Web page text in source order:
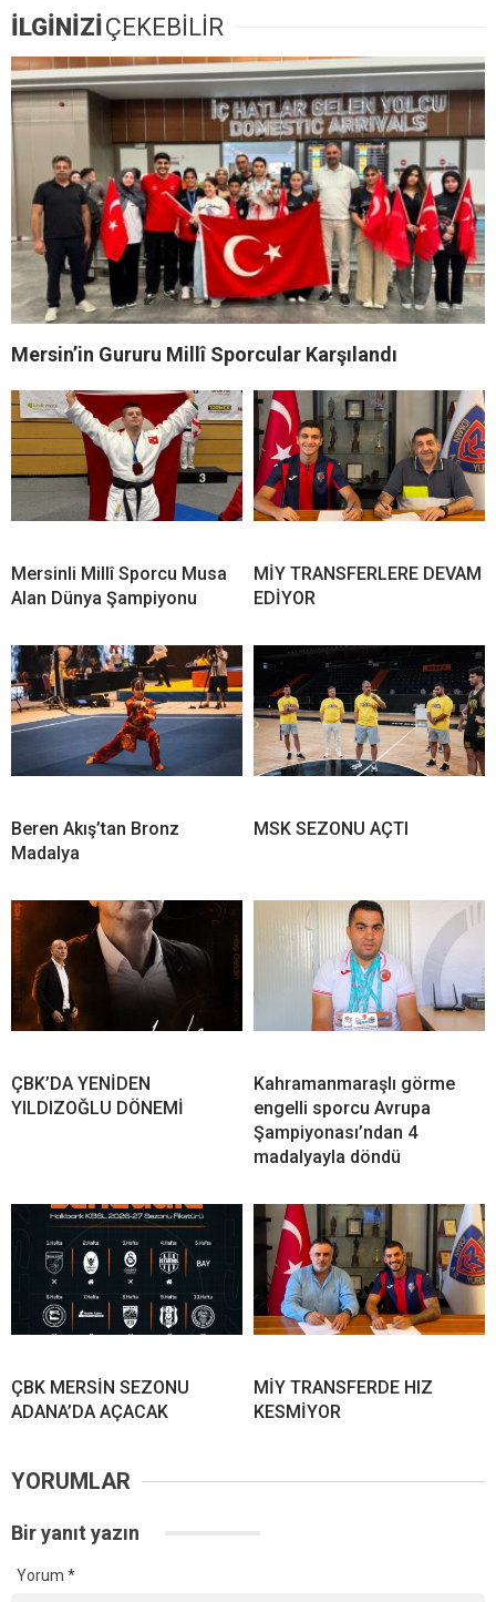
İLGİNİZİ ÇEKEBİLİR
Mersin’in Gururu Millî Sporcular Karşılandı
Mersinli Millî Sporcu Musa
Alan Dünya Şampiyonu
MİY TRANSFERLERE DEVAM
EDİYOR
Beren Akış’tan Bronz
Madalya
MSK SEZONU AÇTI
ÇBK’DA YENİDEN
YILDIZOĞLU DÖNEMİ
Kahramanmaraşlı görme
engelli sporcu Avrupa
Şampiyonası’ndan 4
madalyayla döndü
ÇBK MERSİN SEZONU
ADANA’DA AÇACAK
MİY TRANSFERDE HIZ
KESMİYOR
YORUMLAR
Bir yanıt yazın
Yorum *